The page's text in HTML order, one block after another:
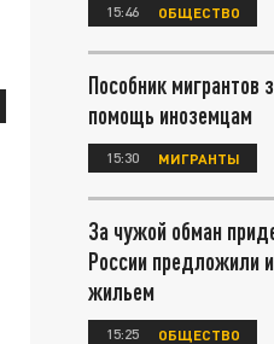
15:46 ОБЩЕСТВО
Пособник мигрантов
помощь иноземцам
15:30 МИГРАНТЫ
За чужой обман
России предложили
жильем
15:25 ОБЩЕСТВО